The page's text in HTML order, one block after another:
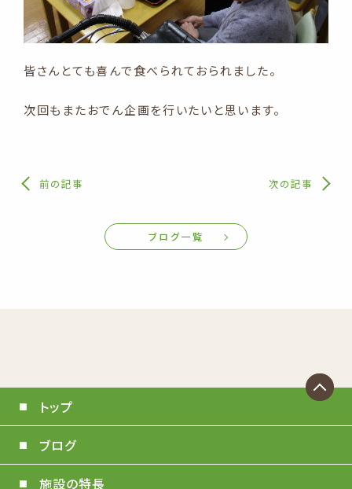
皆さんとても喜んで食べられておられました。
次回もまたおでん企画を行いたいと思います。
前の記事 次の記事
ブログ一覧
トップ
ブログ
施設の特長